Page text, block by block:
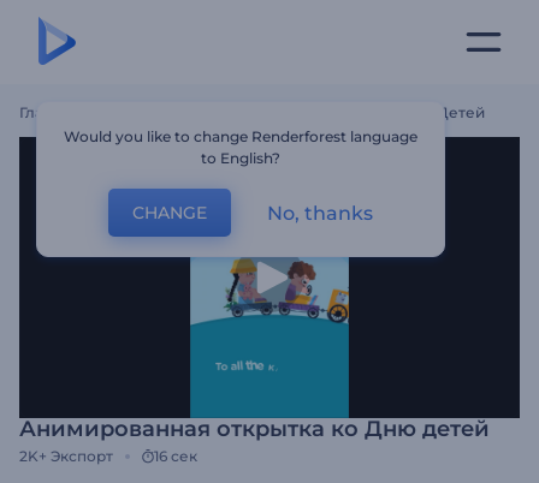
Главная Анимированная Открытка Ко Дню Детей
Анимированная открытка ко Дню детей
2K+ Экспорт 16 сек
Would you like to change Renderforest language
to English?
CHANGE No, thanks